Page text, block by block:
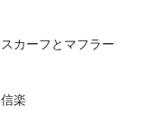
スカーフとマフラー
信楽